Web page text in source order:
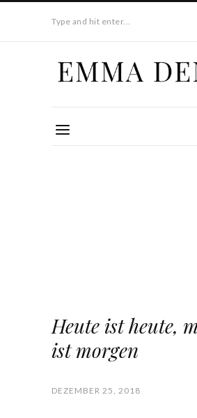
Type and hit enter...
Heute ist heute,
ist morgen
DEZEMBER 25, 2018